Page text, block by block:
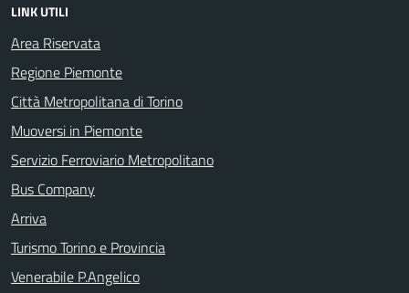
LINK UTILI
Area Riservata
Regione Piemonte
Città Metropolitana di Torino
Muoversi in Piemonte
Servizio Ferroviario Metropolitano
Bus Company
Arriva
Turismo Torino e Provincia
Venerabile P.Angelico